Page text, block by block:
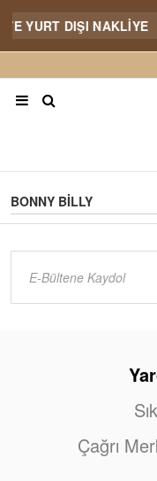
YURT DIŞI NAKLİYE
BONNY BİLLY
Çağrı